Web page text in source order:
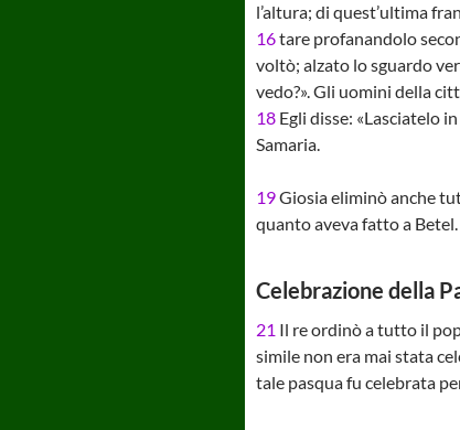
l’altura; di quest’ultima
16tare profanandolo
voltò; alzato lo sguardo
vedo?». Gli uomini della
18 Egli disse: «Lasciatelo
Samaria.
19Giosia eliminò anche
quanto aveva fatto a Betel.
Celebrazione della
21 Il re ordinò a tutto il
simile non era mai stata
tale pasqua fu celebrata